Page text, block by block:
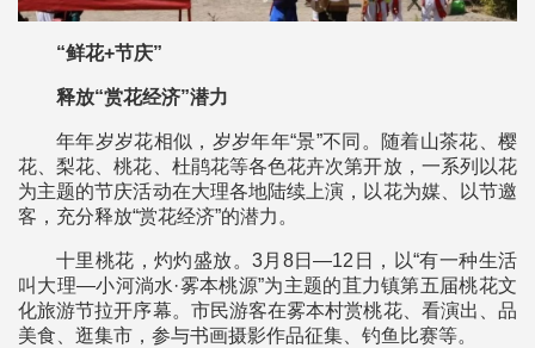
“鲜花+节庆”
释放“赏花经济”潜力
年年岁岁花相似，岁岁年年“景”不同。随着山茶花、樱
花、梨花、桃花、杜鹃花等各色花卉次第开放，一系列以花
为主题的节庆活动在大理各地陆续上演，以花为媒、以节邀
客，充分释放“赏花经济”的潜力。
十里桃花，灼灼盛放。3月8日—12日，以“有一种生活
叫大理—小河淌水·雾本桃源”为主题的苴力镇第五届桃花文
化旅游节拉开序幕。市民游客在雾本村赏桃花、看演出、品
美食、逛集市，参与书画摄影作品征集、钓鱼比赛等。